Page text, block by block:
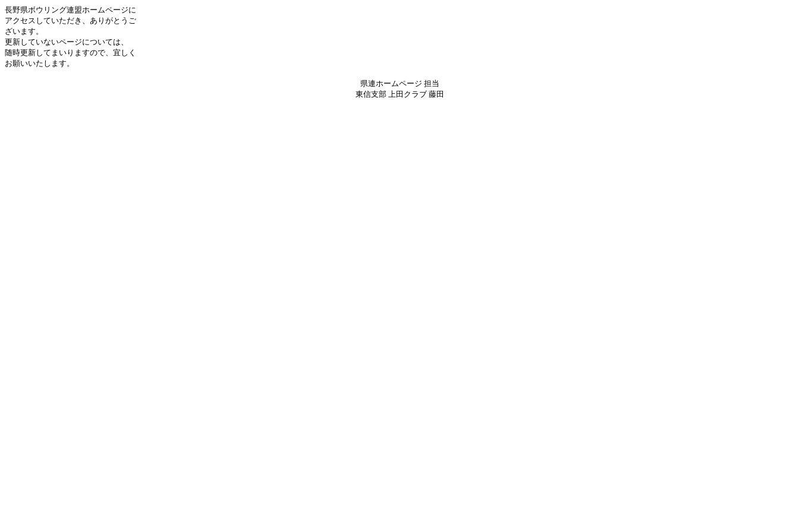
長野県ボウリング連盟ホームページに
アクセスしていただき、ありがとうご
ざいます。
更新していないページについては、
随時更新してまいりますので、宜しく
お願いいたします。
県連ホームページ 担当
東信支部 上田クラブ 藤田